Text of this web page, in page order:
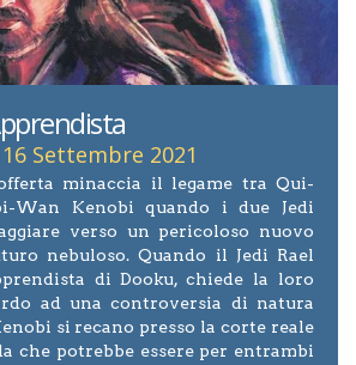
Settembre 2021
minaccia il legame tra Qui-
Wan Kenobi quando i due Jedi
verso un pericoloso nuovo
nebuloso. Quando il Jedi Rael
di Dooku, chiede la loro
ad una controversia di natura
si recano presso la corte reale
che potrebbe essere per entrambi